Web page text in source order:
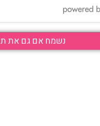
נשמח אם גם את